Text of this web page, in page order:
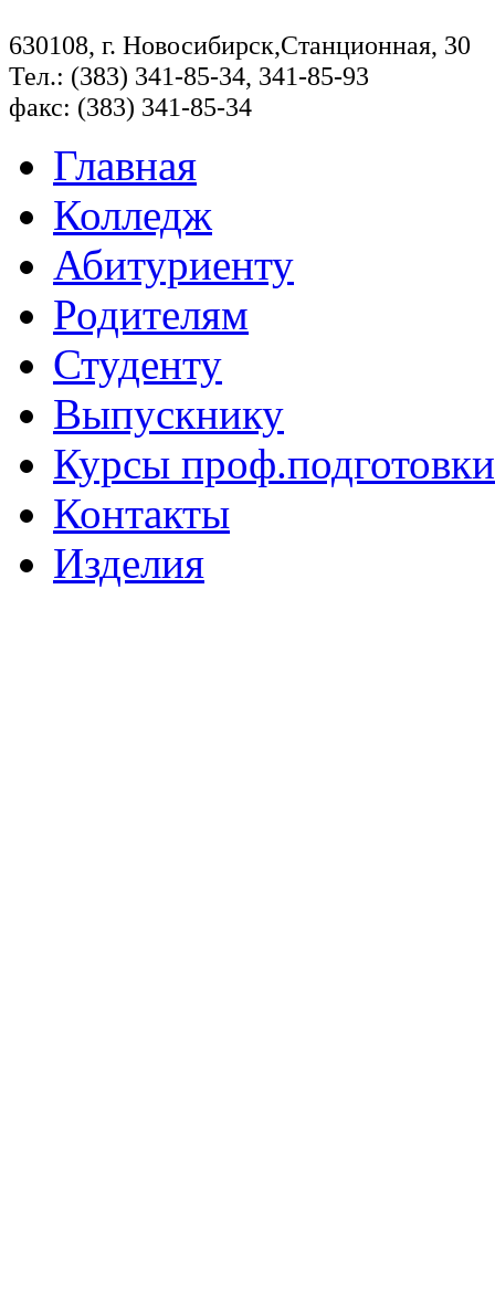
630108, г. Новосибирск,Станционная, 30
Тел.: (383) 341-85-34, 341-85-93
факс: (383) 341-85-34
Главная
Колледж
Абитуриенту
Родителям
Студенту
Выпускнику
Курсы проф.подготовки
Контакты
Изделия